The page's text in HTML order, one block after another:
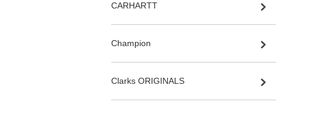
CARHARTT
Champion
Clarks ORIGINALS